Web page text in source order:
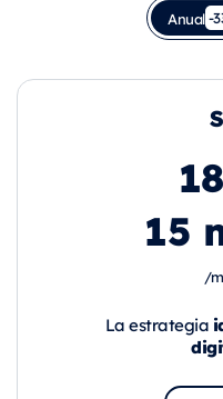
Anual -
15
/
La estrategia